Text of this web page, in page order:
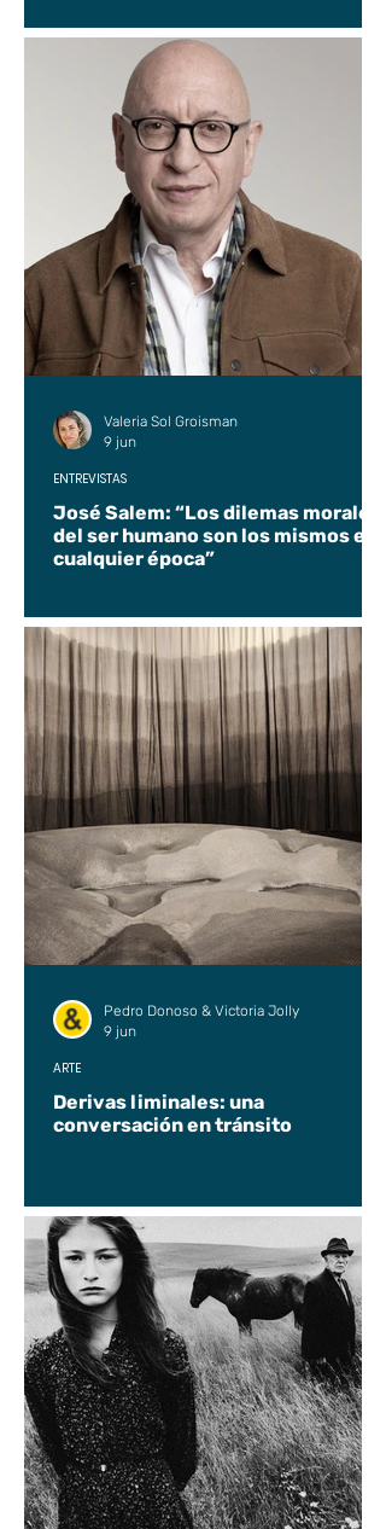
José Salem: “Los dilemas morales
del ser humano son los mismos en
cualquier época”
ENTREVISTAS
Valeria Sol Groisman
9 jun
Derivas liminales: una
conversación en tránsito
ARTE
Pedro Donoso & Victoria Jolly
9 jun